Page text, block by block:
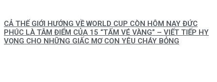
CẢ THẾ GIỚI HƯỚNG VỀ WORLD CUP CÒN HÔM NAY ĐỨC
PHÚC LÀ TÂM ĐIỂM CỦA 15 “TẤM VÉ VÀNG” – VIẾT TIẾP HY
VỌNG CHO NHỮNG GIẤC MƠ CON YÊU CHÁY BỎNG